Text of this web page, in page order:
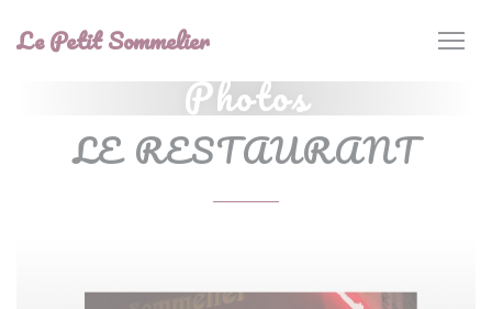
Le Petit Sommelier
Photos
LE RESTAURANT